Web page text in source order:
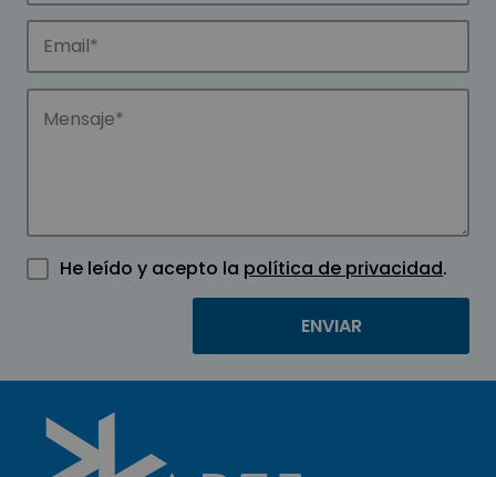
He leído y acepto la política de privacidad.